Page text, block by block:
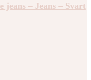
jeans – Jeans – Svart